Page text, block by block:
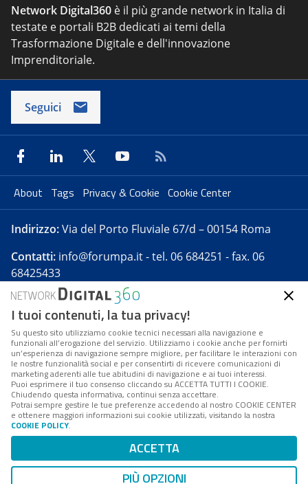
Network Digital360 è il più grande network in Italia di
testate e portali B2B dedicati ai temi della
Trasformazione Digitale e dell'innovazione
Imprenditoriale.
Seguici
About Tags Privacy & Cookie Cookie Center
Indirizzo:Via del Porto Fluviale 67/d – 00154 Roma
Contatti: info@forumpa.it- tel. 06 684251 - fax. 06
68425433
Forumpa.itè una pubblicazione telematica iscritta
presso Registro della stampa del Tribunale di Roma -
Reg. n. 182 del 2 maggio 2008 - Direttore resp. Michela
Stentella
FPA s.r.l. è società soggetta a Direzione e
Coordinamento da parte di Digital360 S.p.A. - FPA s.r.l.
è un'azienda certificata per il sistema di management
Codice Fiscale/Partita IVA n. 10693191008 - R.E.A. Roma
n. 1249791. ISP AWS
Mappa del sito
I tuoi contenuti, la tua privacy!
Su questo sito utilizziamo cookie tecnici necessari alla navigazione e
funzionali all’erogazione del servizio. Utilizziamo i cookie anche per fornirti
un’esperienza di navigazione sempre migliore, per facilitare le interazioni con
le nostre funzionalità social e per consentirti di ricevere comunicazioni di
marketing aderenti alle tue abitudini di navigazione e ai tuoi interessi.
Puoi esprimere il tuo consenso cliccando su ACCETTA TUTTI I COOKIE.
Chiudendo questa informativa, continui senza accettare.
Potrai sempre gestire le tue preferenze accedendo al nostro COOKIE CENTER
e ottenere maggiori informazioni sui cookie utilizzati, visitando la nostra
COOKIE POLICY.
ACCETTA
PIÙ OPZIONI